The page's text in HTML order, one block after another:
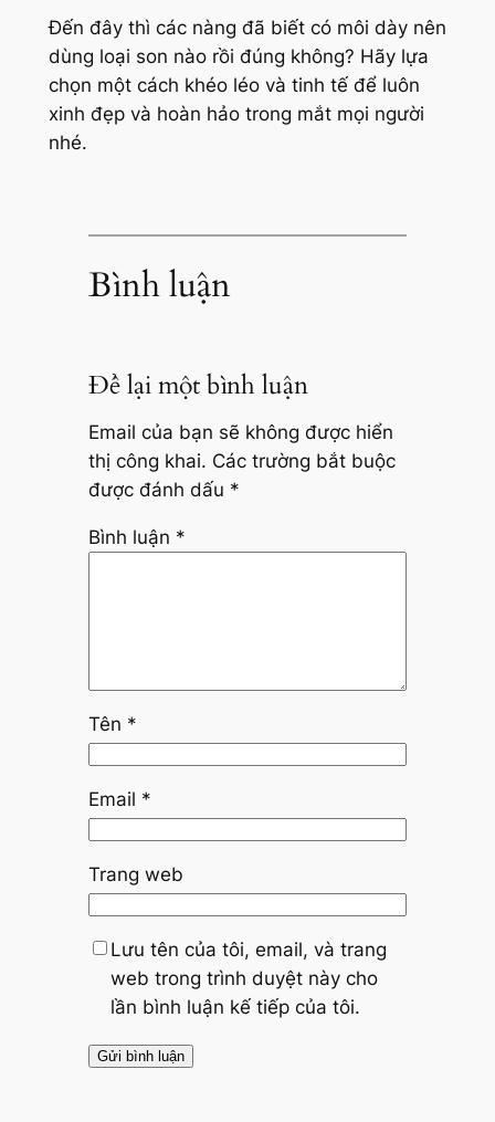
Đến đây thì các nàng đã biết có môi dày nên
dùng loại son nào rồi đúng không? Hãy lựa
chọn một cách khéo léo và tinh tế để luôn
xinh đẹp và hoàn hảo trong mắt mọi người
nhé.
Bình luận
Để lại một bình luận
Email của bạn sẽ không được hiển
thị công khai. Các trường bắt buộc
được đánh dấu *
Bình luận *
Tên *
Email *
Trang web
Lưu tên của tôi, email, và trang
web trong trình duyệt này cho
lần bình luận kế tiếp của tôi.